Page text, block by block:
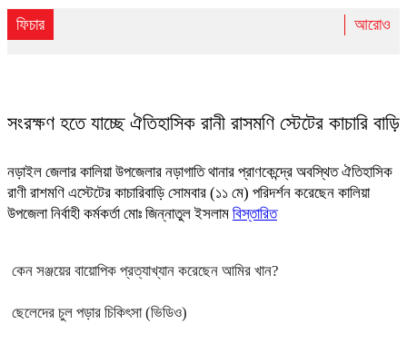
ফিচার আরোও
সংরক্ষণ হতে যাচ্ছে ঐতিহাসিক রানী রাসমণি স্টেটের কাচারি বাড়ি
নড়াইল জেলার কালিয়া উপজেলার নড়াগাতি থানার প্রাণকেন্দ্রে অবস্থিত ঐতিহাসিক
রাণী রাশমণি এস্টেটের কাচারিবাড়ি সোমবার (১১ মে) পরিদর্শন করেছেন কালিয়া
উপজেলা নির্বাহী কর্মকর্তা মোঃ জিন্নাতুল ইসলাম বিস্তারিত
কেন সঞ্জয়ের বায়োপিক প্রত্যাখ্যান করেছেন আমির খান?
ছেলেদের চুল পড়ার চিকিৎসা (ভিডিও)